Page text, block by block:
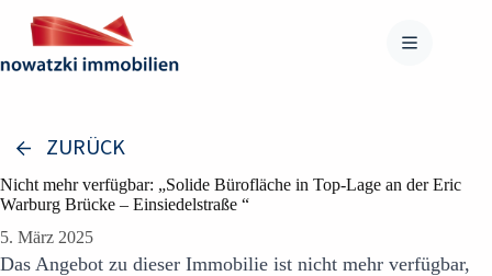
Inhalt
springen
ZURÜCK
Nicht mehr verfügbar: „Solide Bürofläche in Top-Lage an der Eric
Warburg Brücke – Einsiedelstraße “
5. März 2025
Das Angebot zu dieser Immobilie ist nicht mehr verfügbar,